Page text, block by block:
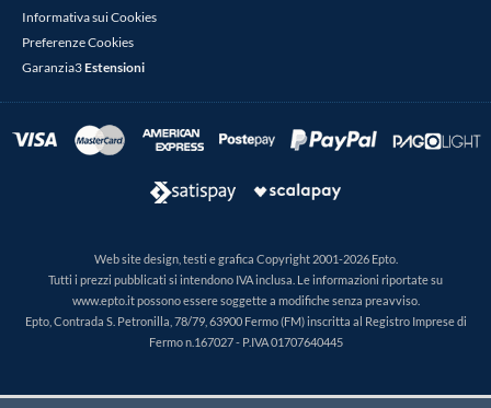
Informativa sui Cookies
Preferenze Cookies
Garanzia3Estensioni
Web site design, testi e grafica Copyright 2001-2026 Epto.
Tutti i prezzi pubblicati si intendono IVA inclusa. Le informazioni riportate su
www.epto.it possono essere soggette a modifiche senza preavviso.
Epto, Contrada S. Petronilla, 78/79, 63900 Fermo (FM) inscritta al Registro Imprese di
Fermo n.167027 - P.IVA 01707640445